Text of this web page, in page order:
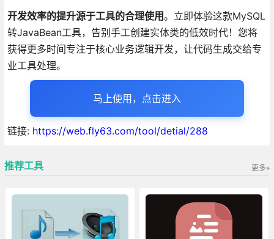
开发效率的提升源于工具的合理使用。立即体验这款MySQL
转JavaBean工具，告别手工创建实体类的低效时代！您将
获得更多时间专注于核心业务逻辑开发，让代码生成交给专
业工具处理。
马上使用，点击进入
链接: https://web.fly63.com/tool/detial/288
推荐工具 更多»